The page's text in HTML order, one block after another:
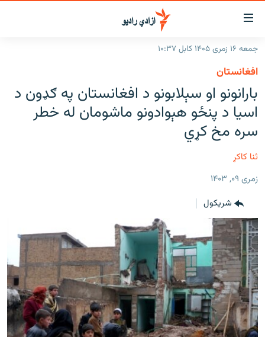
د
لاسرسۍ
وړ
لېنکونه
متن
اصلي
مېنو
ته
ورتلل
پاڼې
ته
مراجعه
راپورونه
افغانستان
سیمه
خبرونه
افغانستان
د خپرونو جدول
ورزش
د کډوالۍ بحران
'کووېډ-۱۹'
اړیکه
دري پاڼه
Azadi English
جمعه ۱۶ زمری ۱۴۰۵ کابل ۱۰:۳۷
افغانستان
بارانونو او سېلابونو د افغانستان په ګډون د
اسیا د پنځو هېوادونو ماشومان له خطر
سره مخ کړي
ثنا کاکړ
زمری ۰۹, ۱۴۰۳
شريکول